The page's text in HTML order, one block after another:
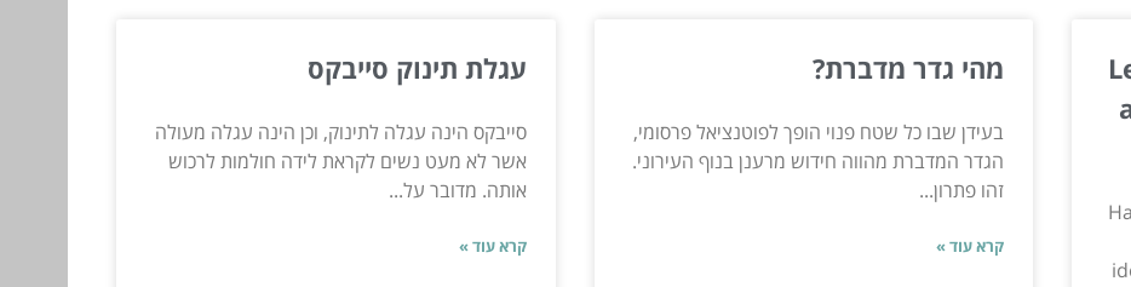
מהי גדר מדברת?
בעידן שבו כל שטח פנוי הופך לפוטנציאל פרסומי,
הגדר המדברת מהווה חידוש מרענן בנוף העירוני.
זהו פתרון...
קרא עוד »
עגלת תינוק סייבקס
סייבקס הינה עגלה לתינוק, וכן הינה עגלה מעולה
אשר לא מעט נשים לקראת לידה חולמות לרכוש
אותה. מדובר על...
קרא עוד »